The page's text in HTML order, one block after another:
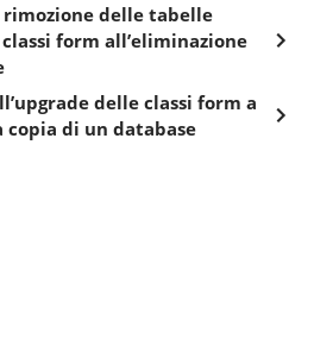
rimozione delle tabelle
form all’eliminazione
delle classi form a
copia di un database